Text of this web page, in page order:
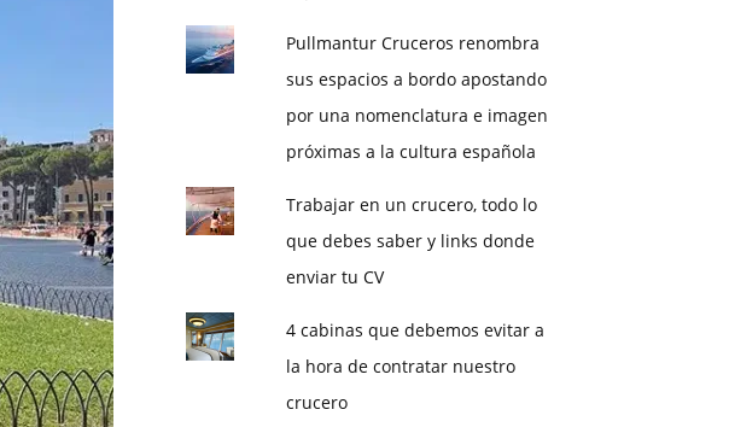
Pullmantur Cruceros renombra
sus espacios a bordo apostando
por una nomenclatura e imagen
próximas a la cultura española
Trabajar en un crucero, todo lo
que debes saber y links donde
enviar tu CV
4 cabinas que debemos evitar a
la hora de contratar nuestro
crucero